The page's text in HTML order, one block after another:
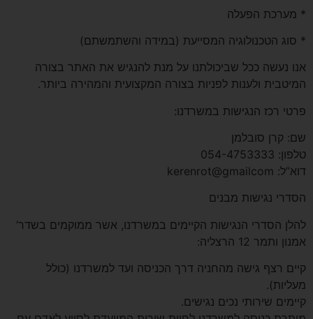
* מערכת הפעלה
* סוג הטכנולוגיה המסייעת (במידה והשתמשתם)
אנו נעשה ככל שביכולתנו על מנת להנגיש את האתר בצורה
המיטבית ולענות לפניות בצורה המקצועית והמהירה ביותר.
פרטי רכז הנגישות במשרדנו:
שם: קרן סובלמן
טלפון: 054-4753333
דוא”ל: kerenrot@gmailcom
הסדרי נגישות מבנים
להלן הסדרי הנגישות הקיימים במשרדנו, אשר ממוקמים בשדר’
אמנון ותמר 12 הרצליה:
קיים רצף גישה מהחניה דרך הכניסה ועד למשרדנו (כולל
מעליות).
קיימים שירותי נכים נגישים.